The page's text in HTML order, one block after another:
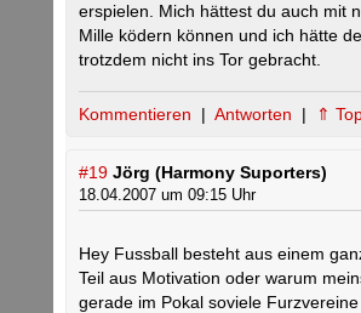
erspielen. Mich hättest du auch mit
Mille ködern können und ich hätte
trotzdem nicht ins Tor gebracht.
Kommentieren | Antworten | ⇑
#19 Jörg (Harmony Suporters)
18.04.2007 um 09:15 Uhr
Hey Fussball besteht aus einem
Teil aus Motivation oder warum
gerade im Pokal soviele